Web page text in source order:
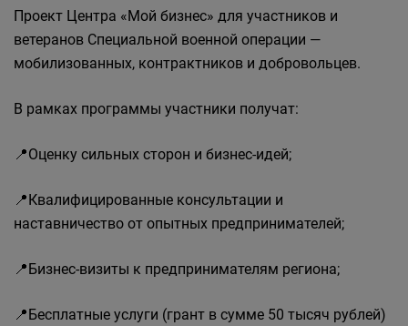
Проект Центра «Мой бизнес» для участников и
ветеранов Специальной военной операции —
мобилизованных, контрактников и добровольцев.
В рамках программы участники получат:
📍Оценку сильных сторон и бизнес-идей;
📍Квалифицированные консультации и
наставничество от опытных предпринимателей;
📍Бизнес-визиты к предпринимателям региона;
📍Бесплатные услуги (грант в сумме 50 тысяч рублей)